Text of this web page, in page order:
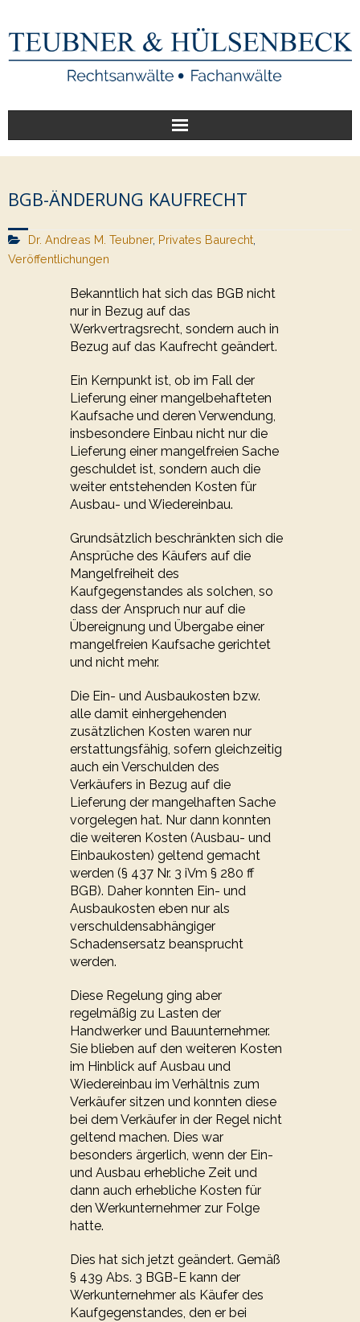
Start
Unsere Leistungen
Veröffentlichungen
BGB-ÄNDERUNG KAUFRECHT
Dr. Andreas M. Teubner, Privates Baurecht,
Veröffentlichungen
Bekanntlich hat sich das BGB nicht
nur in Bezug auf das
Werkvertragsrecht, sondern auch in
Bezug auf das Kaufrecht geändert.
Ein Kernpunkt ist, ob im Fall der
Lieferung einer mangelbehafteten
Kaufsache und deren Verwendung,
insbesondere Einbau nicht nur die
Lieferung einer mangelfreien Sache
geschuldet ist, sondern auch die
weiter entstehenden Kosten für
Ausbau- und Wiedereinbau.
Grundsätzlich beschränkten sich die
Ansprüche des Käufers auf die
Mangelfreiheit des
Kaufgegenstandes als solchen, so
dass der Anspruch nur auf die
Übereignung und Übergabe einer
mangelfreien Kaufsache gerichtet
und nicht mehr.
Die Ein- und Ausbaukosten bzw.
alle damit einhergehenden
zusätzlichen Kosten waren nur
erstattungsfähig, sofern gleichzeitig
auch ein Verschulden des
Verkäufers in Bezug auf die
Lieferung der mangelhaften Sache
vorgelegen hat. Nur dann konnten
die weiteren Kosten (Ausbau- und
Einbaukosten) geltend gemacht
werden (§ 437 Nr. 3 iVm § 280 ff
BGB). Daher konnten Ein- und
Ausbaukosten eben nur als
verschuldensabhängiger
Schadensersatz beansprucht
werden.
Diese Regelung ging aber
regelmäßig zu Lasten der
Handwerker und Bauunternehmer.
Sie blieben auf den weiteren Kosten
im Hinblick auf Ausbau und
Wiedereinbau im Verhältnis zum
Verkäufer sitzen und konnten diese
bei dem Verkäufer in der Regel nicht
geltend machen. Dies war
besonders ärgerlich, wenn der Ein-
und Ausbau erhebliche Zeit und
dann auch erhebliche Kosten für
den Werkunternehmer zur Folge
hatte.
Dies hat sich jetzt geändert. Gemäß
§ 439 Abs. 3 BGB-E kann der
Werkunternehmer als Käufer des
Kaufgegenstandes, den er bei